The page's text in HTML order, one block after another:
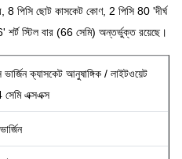
8 পিসি ছোট কাসকেট কোণ, 2 পিসি 80 'দীর্ঘ
শর্ট স্টিল বার (66 সেমি) অন্তর্ভুক্ত রয়েছে।
ক্যাসকেট আনুষাঙ্গিক / লাইটওয়েট
এক্সএক্স